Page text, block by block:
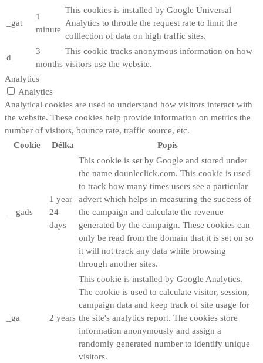
_gat
1
minute
This cookies is installed by Google Universal
Analytics to throttle the request rate to limit the
colllection of data on high traffic sites.
d
3
months
This cookie tracks anonymous information on how
visitors use the website.
Analytics
Analytics
Analytical cookies are used to understand how visitors interact with
the website. These cookies help provide information on metrics the
number of visitors, bounce rate, traffic source, etc.
Cookie
Délka Popis
__gads
1 year
24
days
This cookie is set by Google and stored under
the name dounleclick.com. This cookie is used
to track how many times users see a particular
advert which helps in measuring the success of
the campaign and calculate the revenue
generated by the campaign. These cookies can
only be read from the domain that it is set on so
it will not track any data while browsing
through another sites.
_ga 2 years
This cookie is installed by Google Analytics.
The cookie is used to calculate visitor, session,
campaign data and keep track of site usage for
the site's analytics report. The cookies store
information anonymously and assign a
randomly generated number to identify unique
visitors.